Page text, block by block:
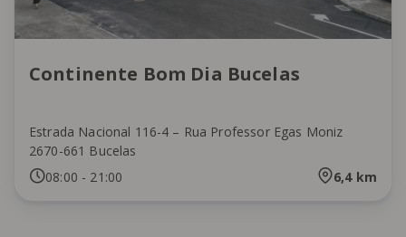
Continente Bom Dia Bucelas
Estrada Nacional 116-4 – Rua Professor Egas Moniz
2670-661 Bucelas
08:00 - 21:00 6,4km